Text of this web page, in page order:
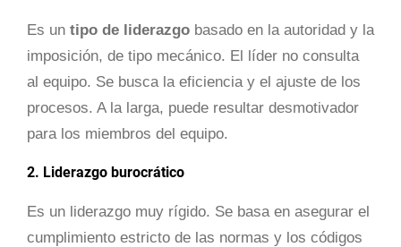
Es un tipo de liderazgo basado en la autoridad y la
imposición, de tipo mecánico. El líder no consulta
al equipo. Se busca la eficiencia y el ajuste de los
procesos. A la larga, puede resultar desmotivador
para los miembros del equipo.
2. Liderazgo burocrático
Es un liderazgo muy rígido. Se basa en asegurar el
cumplimiento estricto de las normas y los códigos